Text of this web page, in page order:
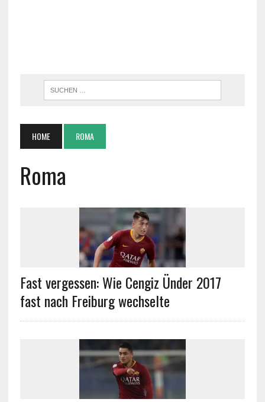
HOME ROMA
Roma
Fast vergessen: Wie Cengiz Ünder 2017
fast nach Freiburg wechselte